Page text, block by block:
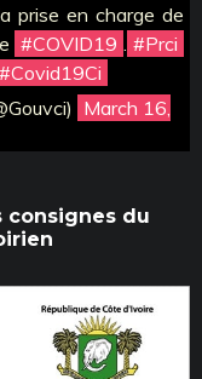
prise en charge de
#COVID19
#Prci
#Covid19Ci
March 16,
consignes du